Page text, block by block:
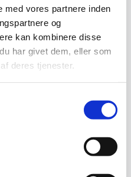
med vores partnere inden
og
kan kombinere disse
har givet dem, eller som
deres tjenester.
BPA-ordninger.